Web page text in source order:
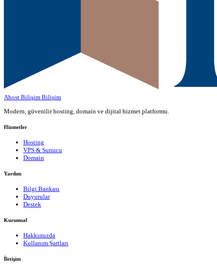
Ahost Bilişim Bilişim
Modern, güvenilir hosting, domain ve dijital hizmet platformu.
Hizmetler
Hosting
VPS & Sunucu
Domain
Yardım
Bilgi Bankası
Duyurular
Destek
Kurumsal
Hakkımızda
Kullanım Şartları
İletişim